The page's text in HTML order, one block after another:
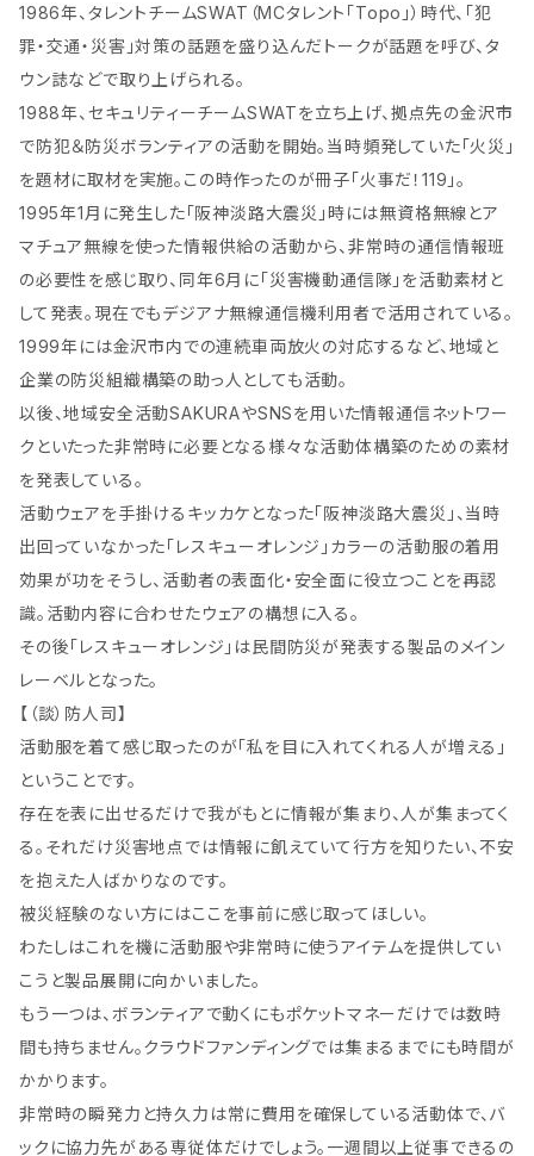
1986年、タレントチームSWAT（MCタレント「Topo」）時代、「犯
罪・交通・災害」対策の話題を盛り込んだトークが話題を呼び、タ
ウン誌などで取り上げられる。
1988年、セキュリティーチームSWATを立ち上げ、拠点先の金沢市
で防犯＆防災ボランティアの活動を開始。当時頻発していた「火災」
を題材に取材を実施。この時作ったのが冊子「火事だ！119」。
1995年1月に発生した「阪神淡路大震災」時には無資格無線とア
マチュア無線を使った情報供給の活動から、非常時の通信情報班
の必要性を感じ取り、同年6月に「災害機動通信隊」を活動素材と
して発表。現在でもデジアナ無線通信機利用者で活用されている。
1999年には金沢市内での連続車両放火の対応するなど、地域と
企業の防災組織構築の助っ人としても活動。
以後、地域安全活動SAKURAやSNSを用いた情報通信ネットワー
クといたった非常時に必要となる様々な活動体構築のための素材
を発表している。
活動ウェアを手掛けるキッカケとなった「阪神淡路大震災」、当時
出回っていなかった「レスキューオレンジ」カラーの活動服の着用
効果が功をそうし、活動者の表面化・安全面に役立つことを再認
識。活動内容に合わせたウェアの構想に入る。
その後「レスキューオレンジ」は民間防災が発表する製品のメイン
レーベルとなった。
【（談）防人司】
活動服を着て感じ取ったのが「私を目に入れてくれる人が増える」
ということです。
存在を表に出せるだけで我がもとに情報が集まり、人が集まってく
る。それだけ災害地点では情報に飢えていて行方を知りたい、不安
を抱えた人ばかりなのです。
被災経験のない方にはここを事前に感じ取ってほしい。
わたしはこれを機に活動服や非常時に使うアイテムを提供してい
こうと製品展開に向かいました。
もう一つは、ボランティアで動くにもポケットマネーだけでは数時
間も持ちません。クラウドファンディングでは集まるまでにも時間が
かかります。
非常時の瞬発力と持久力は常に費用を確保している活動体で、バ
ックに協力先がある専従体だけでしょう。一週間以上従事できるの